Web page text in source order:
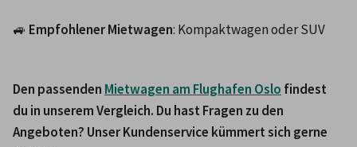
🚙 Empfohlener Mietwagen: Kompaktwagen oder SUV
Den passenden Mietwagen am Flughafen Oslo findest
du in unserem Vergleich. Du hast Fragen zu den
Angeboten? Unser Kundenservice kümmert sich gerne